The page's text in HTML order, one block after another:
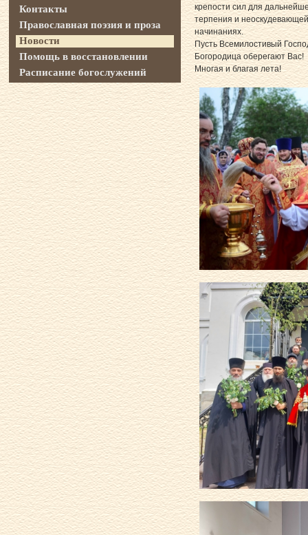
крепости сил для
терпения и
начинаниях.
Пусть Всемилостивый
Богородица оберегают Вас!
Многая и благая лета!
Контакты
Православная поэзия и проза
Новости
Помощь в восстановлении
Расписание богослужений